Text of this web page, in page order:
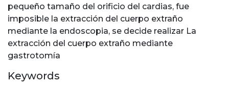
pequeño tamaño del orificio del cardias, fue
imposible la extracción del cuerpo extraño
mediante la endoscopia, se decide realizar La
extracción del cuerpo extraño mediante
gastrotomía
Keywords